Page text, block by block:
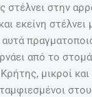
στέλνει στην
εκείνη στέλνει
από το
μικροί και